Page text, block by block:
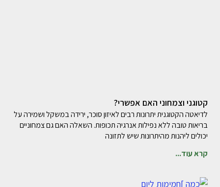
קטוגני וצמחוני האם אפשרי?
לדיאטה הקטוגנית יתרונות רבים לאיזון סוכר, ירידה במשקל ושמירה על
בריאות טובה ללא נפילות אנרגיה תכופות. השאלה האם גם צמחוניים
יכולים ליהנות מהיתרונות שיש לתזונה
קרא עוד...